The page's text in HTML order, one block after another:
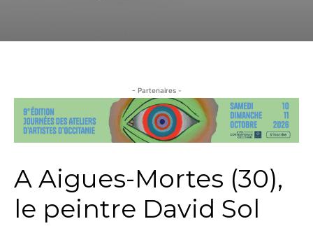
- Partenaires -
A Aigues-Mortes (30),
le peintre David Sol